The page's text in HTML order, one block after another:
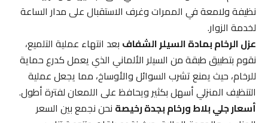
نظيفة ولامعة في الممرات وغرف الاستقبال على مدار الساعة
لخدمة الزوار.
عزل الرخام بمادة السيلر الشفافبعد انتهاء عملية التلميع،
نقوم بتطبيق طبقة من السيلر الألماني الذي يعمل كدرع حماية
للرخام، حيث يمنع تشرب السوائل والأوساخ، مما يجعل عملية
التنظيف المنزلي أسهل بكثير ويحافظ على اللمعان لفترة أطول.
أسعار جلي بلاط ورخام بجدة رخيصةنحن نجمع بين السعر